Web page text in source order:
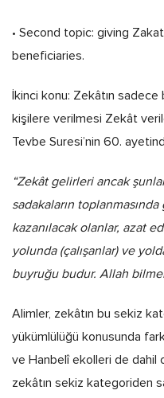
• Second topic: giving
beneficiaries.
İkinci konu: Zekâtın
kişilere verilmesi Zekât
Tevbe Suresi’nin 60.
“Zekât gelirleri ancak
sadakaların
kazanılacak olanlar, azat
yolunda (çalışanlar) ve
buyruğu budur. Allah
Alimler, zekâtın bu sekiz
yükümlülüğü konusunda
ve Hanbelî ekolleri de dahil
zekâtın sekiz kategoriden